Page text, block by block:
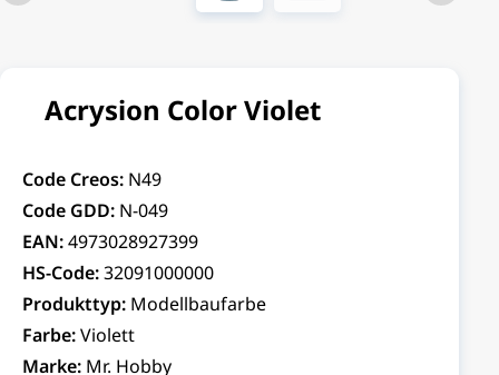
Acrysion Color Violet
Code Creos: N49
Code GDD: N-049
EAN:4973028927399
HS-Code:32091000000
Produkttyp: Modellbaufarbe
Farbe:Violett
Marke: Mr. Hobby